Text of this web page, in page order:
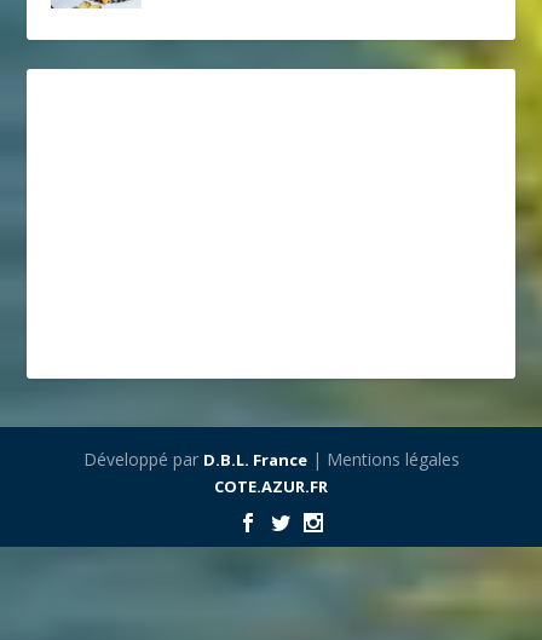
Développé par D.B.L. France| Mentions légales
COTE.AZUR.FR